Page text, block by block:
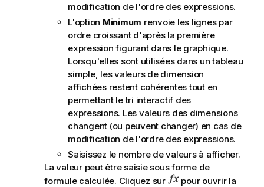
modification de l'ordre des expressions.
L'option Minimum renvoie les lignes par
ordre croissant d'après la première
expression figurant dans le graphique.
Lorsqu'elles sont utilisées dans un tableau
simple, les valeurs de dimension
affichées restent cohérentes tout en
permettant le tri interactif des
expressions. Les valeurs des dimensions
changent (ou peuvent changer) en cas de
modification de l'ordre des expressions.
Saisissez le nombre de valeurs à afficher.
La valeur peut être saisie sous forme de
formule calculée. Cliquez sur
pour ouvrir la